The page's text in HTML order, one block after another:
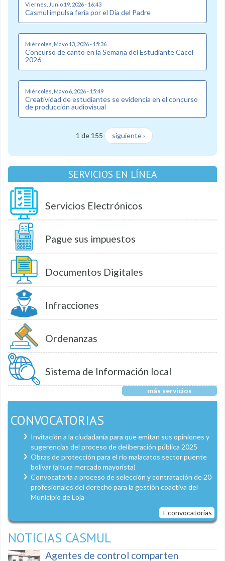
Viernes, Junio 19, 2026 - 16:43
Casmul impulsa feria por el Día del Padre
Miércoles, Mayo 13, 2026 - 15:36
Concurso de canto en la Semana del Estudiante Cacel
2026
Miércoles, Mayo 6, 2026 - 15:49
Creatividad de estudiantes se evidencia en el concurso
de producción audiovisual
1 de 155 siguiente ›
SERVICIOS EN LÍNEA
Servicios Electrónicos
Pague sus impuestos
Documentos Digitales
Infracciones
Ordenanzas
Sistema de Información local
más servicios
CONVOCATORIAS
Invitación a la ciudadanía para que emitan sus opiniones y
sugerencias del proceso de deliberación pública 2025
Obras de protección para el río malacatos sector puente
bolívar (altura mercado mayorista)
Convocatoria a proceso de selección y contratación de 20
profesionales del derecho para la gestión coactiva del
Municipio de Loja
+ convocatorias
NOTICIAS CASMUL
Agentes de control comparten